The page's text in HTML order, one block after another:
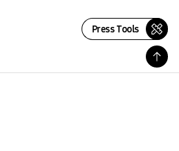
Press Tools